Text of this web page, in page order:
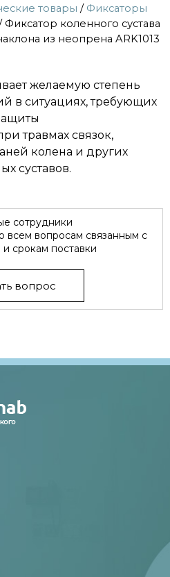
товары / Фиксаторы
Фиксатор коленного сустава
из неопрена ARK1013
желаемую степень
в ситуациях, требующих
травмах связок,
колена и других
суставов.
сотрудники
всем вопросам связанным с
срокам поставки
вопрос